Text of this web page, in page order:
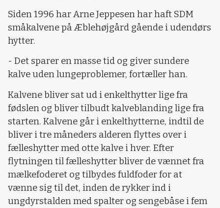
Siden 1996 har Arne Jeppesen har haft SDM
småkalvene på Æblehøjgård gående i udendørs
hytter.
- Det sparer en masse tid og giver sundere
kalve uden lungeproblemer, fortæller han.
Kalvene bliver sat ud i enkelthytter lige fra
fødslen og bliver tilbudt kalveblanding lige fra
starten. Kalvene går i enkelthytterne, indtil de
bliver i tre måneders alderen flyttes over i
fælleshytter med otte kalve i hver. Efter
flytningen til fælleshytter bliver de vænnet fra
mælkefoderet og tilbydes fuldfoder for at
vænne sig til det, inden de rykker ind i
ungdyrstalden med spalter og sengebåse i fem